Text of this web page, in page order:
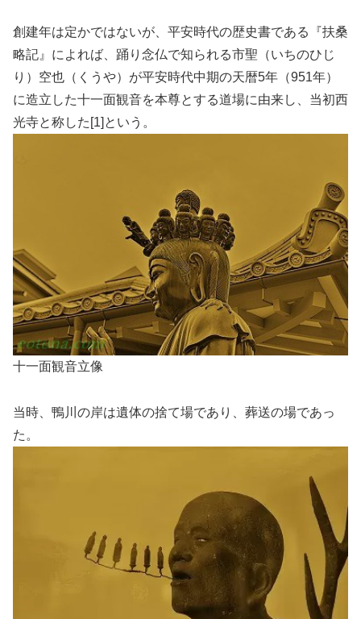
創建年は定かではないが、平安時代の歴史書である『扶桑
略記』によれば、踊り念仏で知られる市聖（いちのひじ
り）空也（くうや）が平安時代中期の天暦5年（951年）
に造立した十一面観音を本尊とする道場に由来し、当初西
光寺と称した[1]という。
十一面観音立像
当時、鴨川の岸は遺体の捨て場であり、葬送の場であっ
た。